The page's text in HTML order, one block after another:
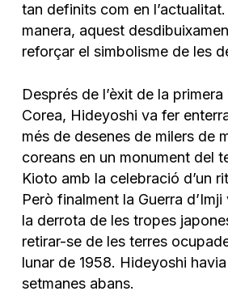
tan definits com en l’actualitat.
manera, aquest
reforçar el simbolisme de les
Després de l’èxit de la
Corea, Hideyoshi va fer
més de desenes de milers de
coreans en un monument del
Kioto amb la celebració d’un
Però finalment la Guerra
la derrota de les tropes
retirar-se de les terres
lunar de 1958. Hideyoshi
setmanes abans.